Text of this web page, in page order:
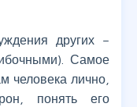
других –
Самое
человека лично,
понять его